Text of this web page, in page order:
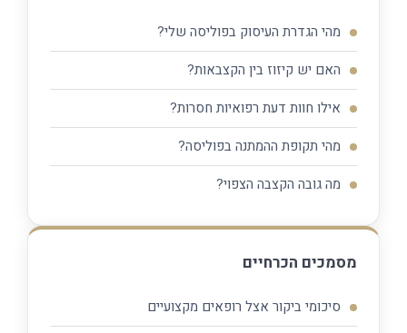
מהי הגדרת העיסוק בפוליסה שלי?
האם יש קיזוז בין הקצבאות?
אילו חוות דעת רפואיות חסרות?
מהי תקופת ההמתנה בפוליסה?
מה גובה הקצבה הצפוי?
מסמכים הכרחיים
סיכומי ביקור אצל רופאים מקצועיים